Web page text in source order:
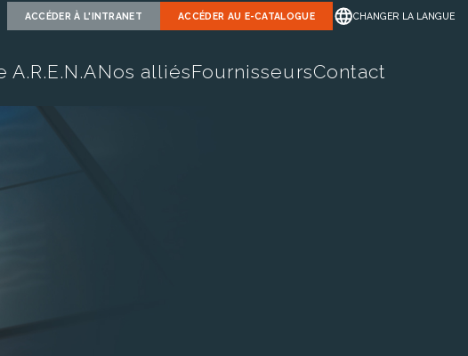
ACCÉDER À L'INTRANET ACCÉDER AU E-CATALOGUE CHANGER LA LANGUE
A.R.E.N.ANos alliésFournisseursContact